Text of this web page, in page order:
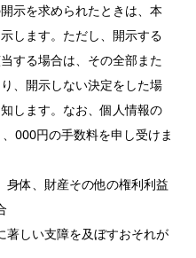
示を求められたときは、本
します。ただし、開示する
する場合は、その全部また
、開示しない決定をした場
します。なお、個人情報の
000円の手数料を申し受けま
身体、財産その他の権利利益
著しい支障を及ぼすおそれが